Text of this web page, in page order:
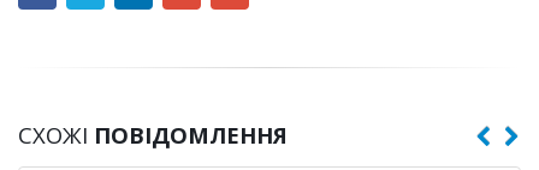
СХОЖІ ПОВІДОМЛЕННЯ